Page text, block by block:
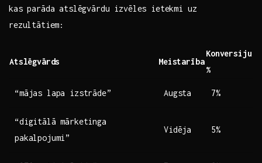
kas parāda atslēgvārdu izvēles ietekmi uz
rezultātiem:
Atslēgvārds Meistarība
Konversiju
%
“mājas​ lapa‍ izstrāde” Augsta 7%
“digitālā mārketinga
pakalpojumi”
Vidēja 5%